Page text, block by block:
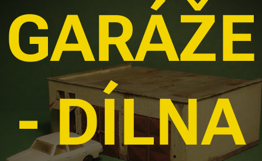
GARÁŽE
- DÍLNA